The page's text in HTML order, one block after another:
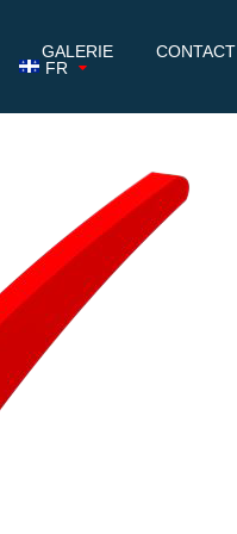
GALERIE
CONTACT
FR